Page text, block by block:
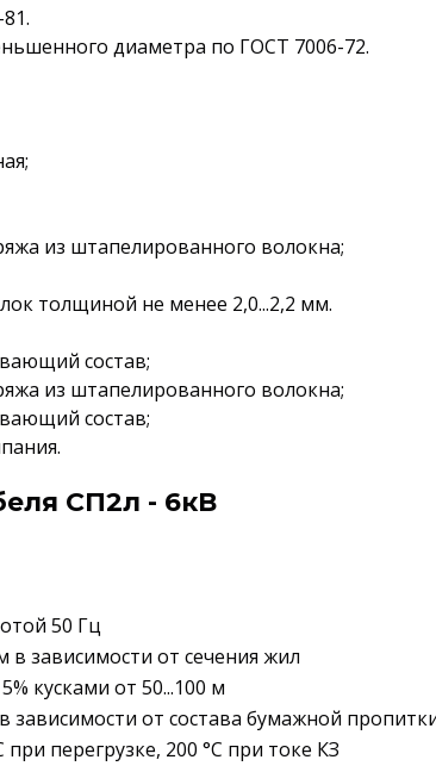
диаметра по ГОСТ 7006-72.
из штапелированного волокна;
толщиной не менее 2,0...2,2 мм.
состав;
из штапелированного волокна;
состав;
СП2л - 6кВ
50 Гц
в зависимости от сечения жил
кусками от 50...100 м
в зависимости от состава бумажной
при перегрузке, 200 °C при токе КЗ